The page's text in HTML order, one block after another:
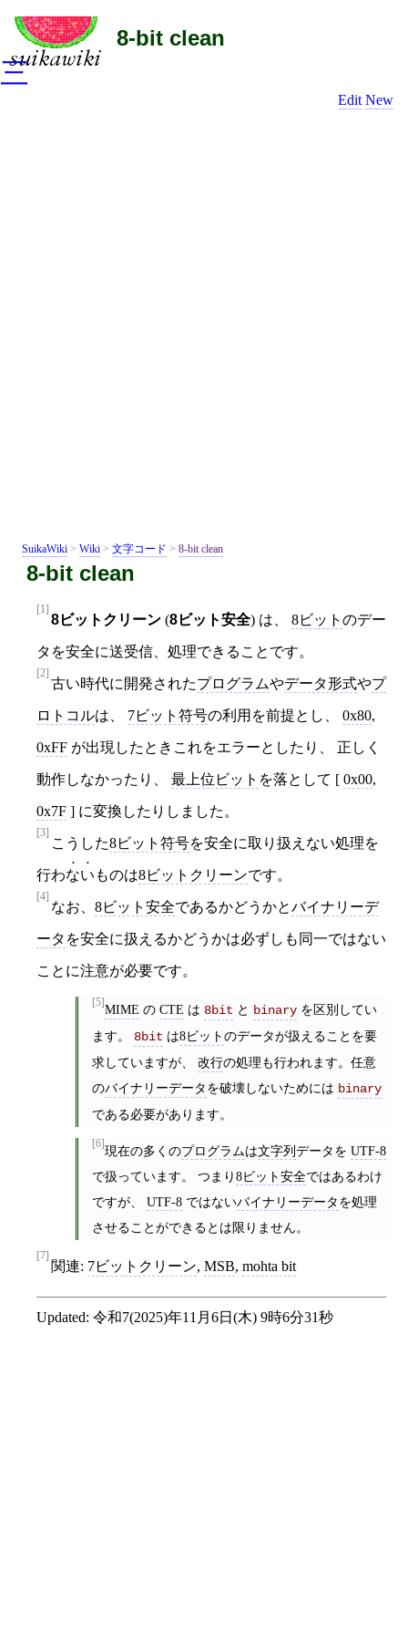
8-bit clean
Edit New
SuikaWiki > Wiki > 文字コード > 8-bit clean
8-bit clean
[1]
8ビットクリーン (8ビット安全) は、 8ビット のデー
タを安全に送受信、処理できることです。
[2]
古い時代に開発されたプログラムやデータ形式やプ
ロトコルは、 7ビット符号の利用を前提とし、 0x80,
0xFF が出現したときこれをエラーとしたり、 正しく
動作しなかったり、 最上位ビット を落として [ 0x00,
0x7F ] に変換したりしました。
[3]
こうした8ビット符号を安全に取り扱えない処理を
行わない ものは8ビットクリーンです。
[4]
なお、 8ビット安全であるかどうかとバイナリーデ
ータ を安全に扱えるかどうかは必ずしも同一ではない
ことに注意が必要です。
[5]MIME の CTE は 8bit と binaryを区別してい
ます。 8bit は8ビットのデータが扱えることを要
求していますが、 改行の処理も行われます。任意
のバイナリーデータを破壊しないためには binary
である必要があります。
[6]現在の多くのプログラムは文字列データを UTF-8
で扱っています。 つまり8ビット安全ではあるわけ
ですが、 UTF-8ではないバイナリーデータを処理
させることができるとは限りません。
[7]
関連: 7ビットクリーン, MSB, mohta bit
Updated: 令和7(2025)年11月6日(木) 9時6分31秒
三